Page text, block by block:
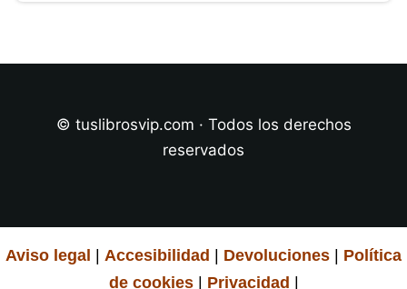
© tuslibrosvip.com · Todos los derechos
reservados
Aviso legal Accesibilidad Devoluciones
Política
de cookies| Privacidad